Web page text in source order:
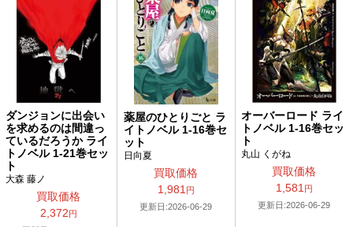
ダンジョンに出会い
を求めるのは間違っ
ているだろうか ライ
トノベル 1-21巻セッ
ト
大森 藤ノ
買取価格
2,372円
薬屋のひとりごと ラ
イトノベル 1-16巻セ
ット
日向夏
買取価格
1,981 円
更新日:2026-06-29
オーバーロード ライ
トノベル 1-16巻セッ
ト
丸山 くがね
買取価格
1,581 円
更新日:2026-06-29